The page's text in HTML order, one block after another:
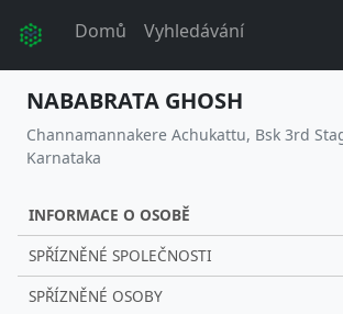
Domů Vyhledávání
NABABRATA GHOSH
Channamannakere Achukattu, Bsk 3rd
Karnataka
INFORMACE O OSOBĚ
SPŘÍZNĚNÉ SPOLEČNOSTI
SPŘÍZNĚNÉ OSOBY